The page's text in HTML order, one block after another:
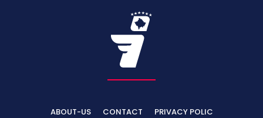
ABOUT-US CONTACT
PRIVACY POLIC